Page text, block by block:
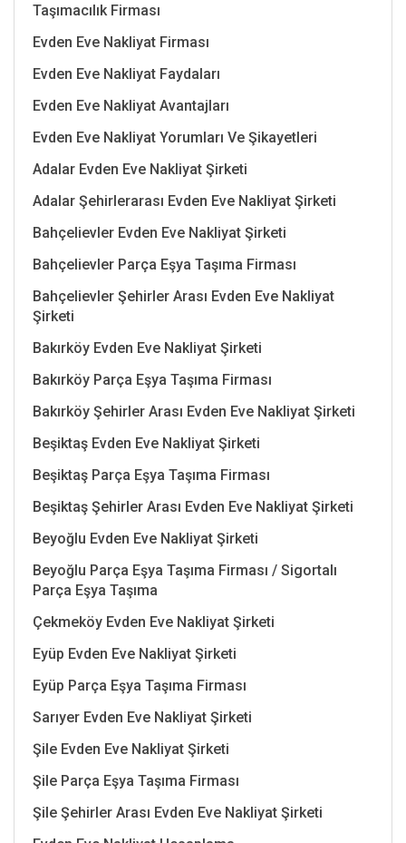
Taşımacılık Firması
Evden Eve Nakliyat Firması
Evden Eve Nakliyat Faydaları
Evden Eve Nakliyat Avantajları
Evden Eve Nakliyat Yorumları Ve Şikayetleri
Adalar Evden Eve Nakliyat Şirketi
Adalar Şehirlerarası Evden Eve Nakliyat Şirketi
Bahçelievler Evden Eve Nakliyat Şirketi
Bahçelievler Parça Eşya Taşıma Firması
Bahçelievler Şehirler Arası Evden Eve Nakliyat
Şirketi
Bakırköy Evden Eve Nakliyat Şirketi
Bakırköy Parça Eşya Taşıma Firması
Bakırköy Şehirler Arası Evden Eve Nakliyat Şirketi
Beşiktaş Evden Eve Nakliyat Şirketi
Beşiktaş Parça Eşya Taşıma Firması
Beşiktaş Şehirler Arası Evden Eve Nakliyat Şirketi
Beyoğlu Evden Eve Nakliyat Şirketi
Beyoğlu Parça Eşya Taşıma Firması / Sigortalı
Parça Eşya Taşıma
Çekmeköy Evden Eve Nakliyat Şirketi
Eyüp Evden Eve Nakliyat Şirketi
Eyüp Parça Eşya Taşıma Firması
Sarıyer Evden Eve Nakliyat Şirketi
Şile Evden Eve Nakliyat Şirketi
Şile Parça Eşya Taşıma Firması
Şile Şehirler Arası Evden Eve Nakliyat Şirketi